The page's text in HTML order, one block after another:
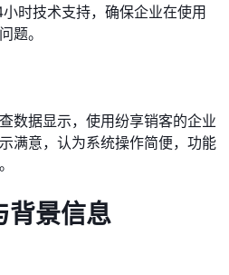
时技术支持，确保企业在使用
题。
数据显示，使用纷享销客的企业
满意，认为系统操作简便，功能
背景信息